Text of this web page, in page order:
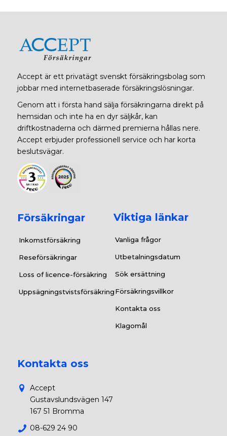
Accept är ett privatägt svenskt försäkringsbolag som
jobbar med internetbaserade försäkringslösningar.
Genom att i första hand sälja försäkringarna direkt på
hemsidan och inte ha en dyr säljkår, kan
driftkostnaderna och därmed premierna hållas nere.
Accept erbjuder professionell service och har korta
beslutsvägar.
Försäkringar
Inkomstförsäkring
Reseförsäkringar
Loss of licence-försäkring
Uppsägningstvistsförsäkring
Viktiga länkar
Vanliga frågor
Utbetalningsdatum
Sök ersättning
Försäkringsvillkor
Kontakta oss
Klagomål
Kontakta oss
Accept
Gustavslundsvägen 147
167 51 Bromma
08-629 24 90